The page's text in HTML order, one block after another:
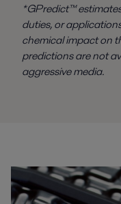
*GPredict™
duties, or
chemical impact on
predictions are not
aggressive media.